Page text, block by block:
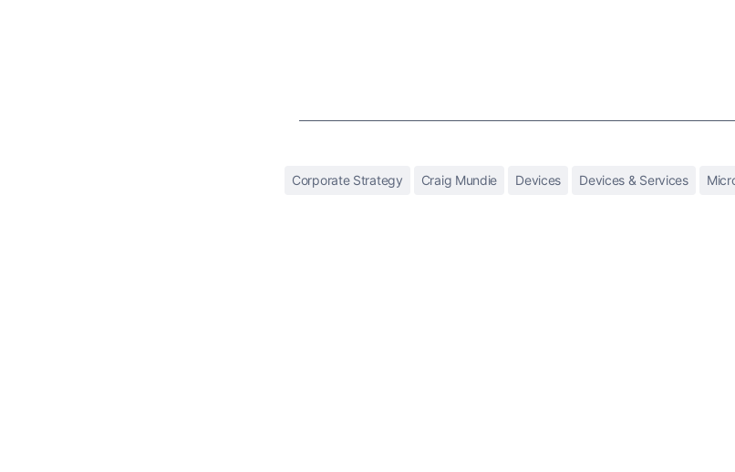
Corporate Strategy Craig Mundie Devices Devices & Services